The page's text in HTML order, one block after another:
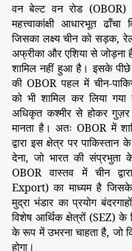
वन बेल्ट वन रोड (OBOR)
महत्त्वाकांक्षी आधारभूत
जिसका लक्ष्य चीन को सड़क,
अफ्रीका और एशिया से
शामिल नहीं हुआ है। इसके
की OBOR पहल में चीन-
को भी शामिल कर लिया
अधिकृत कश्मीर से होकर गुज़र
मानता है। अतः OBOR में
द्वारा इस क्षेत्र पर
देना, जो भारत की
OBOR वास्तव में चीन
Export) का माध्यम है
मुद्रा भंडार का प्रयोग
विशेष आर्थिक क्षेत्रों (SEZ)
के रूप में उभरना चाहता है, जो
होगा।